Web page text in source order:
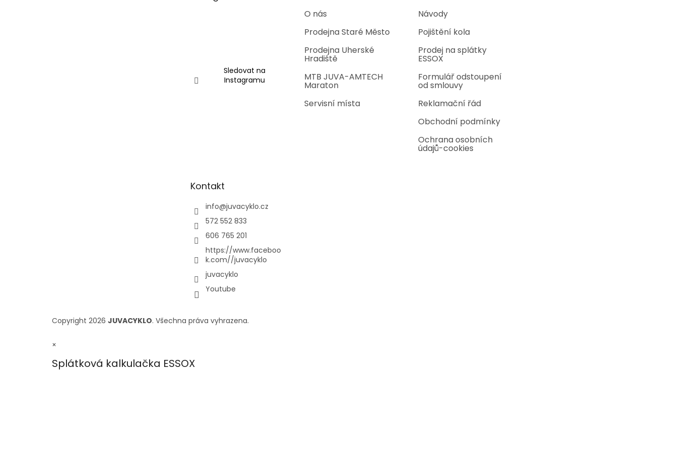
Sledovat na
Instagramu
O nás
Prodejna Staré Město
Prodejna Uherské
Hradiště
MTB JUVA-AMTECH
Maraton
Servisní místa
Návody
Pojištění kola
Prodej na splátky
ESSOX
Formulář odstoupení
od smlouvy
Reklamační řád
Obchodní podmínky
Ochrana osobních
údajů-cookies
Kontakt
info@juvacyklo.cz
572 552 833
606 765 201
https://www.faceboo
k.com//juvacyklo
juvacyklo
Youtube
Copyright 2026 JUVACYKLO. Všechna práva vyhrazena.
×
Splátková kalkulačka ESSOX